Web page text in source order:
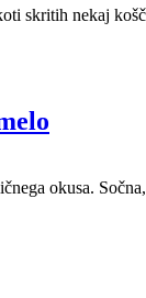
skritih nekaj
okusa.